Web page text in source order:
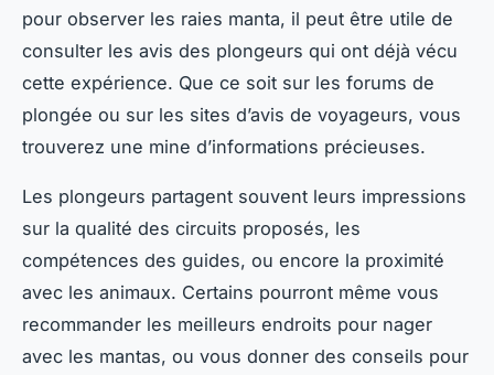
pour observer les raies manta, il peut être utile de
consulter les avis des plongeurs qui ont déjà vécu
cette expérience. Que ce soit sur les forums de
plongée ou sur les sites d’avis de voyageurs, vous
trouverez une mine d’informations précieuses.
Les plongeurs partagent souvent leurs impressions
sur la qualité des circuits proposés, les
compétences des guides, ou encore la proximité
avec les animaux. Certains pourront même vous
recommander les meilleurs endroits pour nager
avec les mantas, ou vous donner des conseils pour